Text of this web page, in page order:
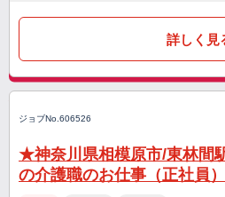
詳しく見
ジョブNo.606526
★神奈川県相模原市/東林間
の介護職のお仕事（正社員）